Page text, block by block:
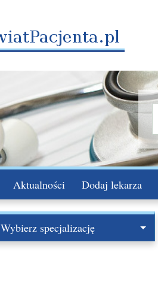
Aktualności Dodaj lekarza
Wybierz specjalizację